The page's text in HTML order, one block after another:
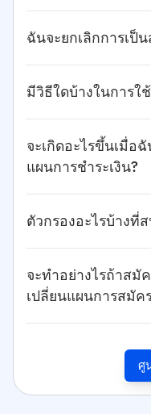
ฉันจะยกเลิกการเป็
มีวิธีใดบ้างในการใ
จะเกิดอะไรขึ้นเมื่อ
แผนการชำระเงิน?
ตัวกรองอะไรบ้างที่
จะทำอย่างไรถ้าสมั
เปลี่ยนแผนการสมัค
ศู